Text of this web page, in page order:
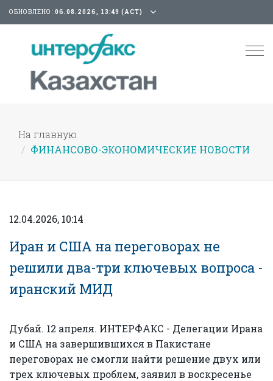
ОБНОВЛЕНО: 06.08.2026, 13:49 (АСТ)
На главную
ФИНАНСОВО-ЭКОНОМИЧЕСКИЕ НОВОСТИ
12.04.2026, 10:14
Иран и США на переговорах не
решили два-три ключевых вопроса -
иранский МИД
Дубай. 12 апреля. ИНТЕРФАКС - Делегации Ирана
и США на завершившихся в Пакистане
переговорах не смогли найти решение двух или
трех ключевых проблем, заявил в воскресенье